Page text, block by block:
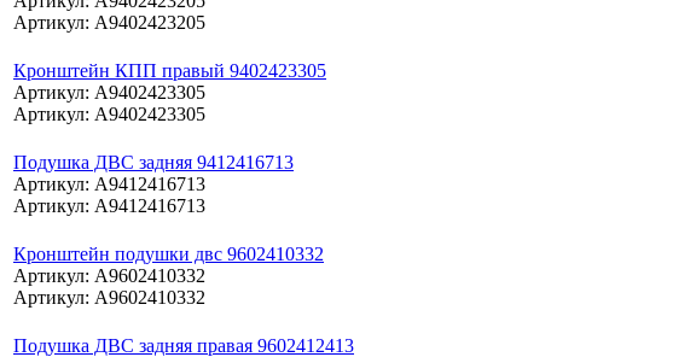
Артикул: A9402423205
Кронштейн КПП правый 9402423305
Артикул: A9402423305
Артикул: A9402423305
Подушка ДВС задняя 9412416713
Артикул: A9412416713
Артикул: A9412416713
Кронштейн подушки двс 9602410332
Артикул: A9602410332
Артикул: A9602410332
Подушка ДВС задняя правая 9602412413